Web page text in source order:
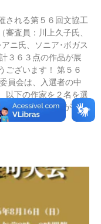
される第５６回文協工
査員：川上久子氏、
ニ氏、ソニア･ボガス
３６３点の作品が展
ございます！ 第５６
員会は、入選者の中
以下の作家を２名を選
千レアルの賞金が授与